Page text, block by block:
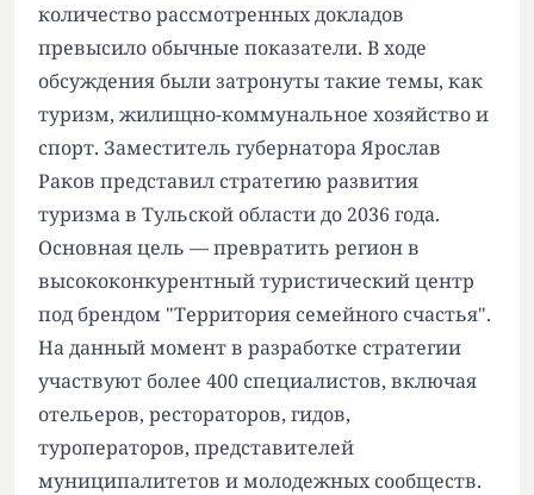
количество рассмотренных докладов
превысило обычные показатели. В ходе
обсуждения были затронуты такие темы, как
туризм, жилищно-коммунальное хозяйство и
спорт. Заместитель губернатора Ярослав
Раков представил стратегию развития
туризма в Тульской области до 2036 года.
Основная цель — превратить регион в
высококонкурентный туристический центр
под брендом "Территория семейного счастья".
На данный момент в разработке стратегии
участвуют более 400 специалистов, включая
отельеров, рестораторов, гидов,
туроператоров, представителей
муниципалитетов и молодежных сообществ.